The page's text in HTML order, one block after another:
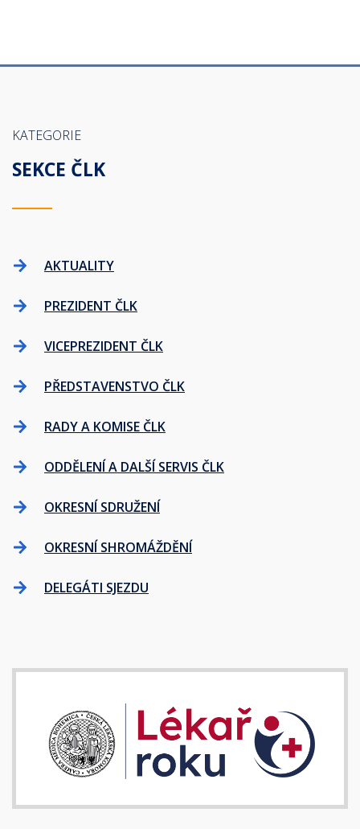
KATEGORIE
SEKCE ČLK
AKTUALITY
PREZIDENT ČLK
VICEPREZIDENT ČLK
PŘEDSTAVENSTVO ČLK
RADY A KOMISE ČLK
ODDĚLENÍ A DALŠÍ SERVIS ČLK
OKRESNÍ SDRUŽENÍ
OKRESNÍ SHROMÁŽDĚNÍ
DELEGÁTI SJEZDU